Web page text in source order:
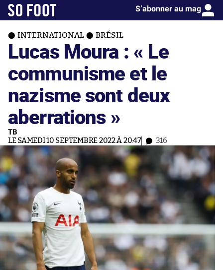
S’abonner au mag
INTERNATIONAL BRÉSIL
Lucas Moura : « Le
communisme et le
nazisme sont deux
aberrations »
TB
LE SAMEDI 10 SEPTEMBRE 2022 À 20:47 316